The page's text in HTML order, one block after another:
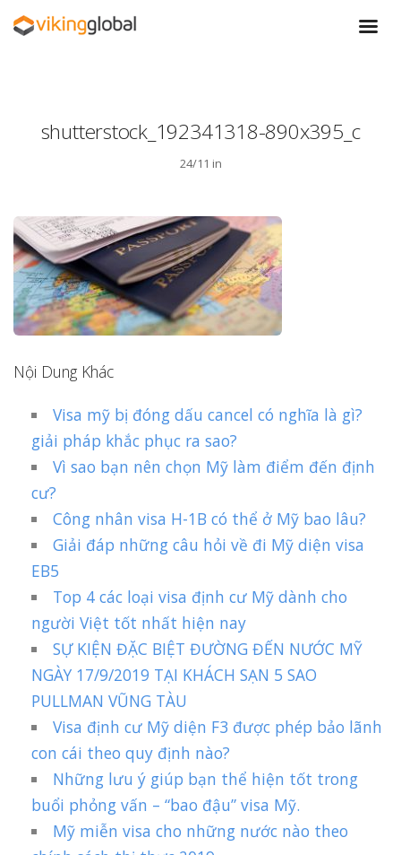
shutterstock_192341318-890x395_c
24/11 in
Nội Dung Khác
Visa mỹ bị đóng dấu cancel có nghĩa là gì?
giải pháp khắc phục ra sao?
Vì sao bạn nên chọn Mỹ làm điểm đến định
cư?
Công nhân visa H-1B có thể ở Mỹ bao lâu?
Giải đáp những câu hỏi về đi Mỹ diện visa
EB5
Top 4 các loại visa định cư Mỹ dành cho
người Việt tốt nhất hiện nay
SỰ KIỆN ĐẶC BIỆT ĐƯỜNG ĐẾN NƯỚC MỸ
NGÀY 17/9/2019 TẠI KHÁCH SẠN 5 SAO
PULLMAN VŨNG TÀU
Visa định cư Mỹ diện F3 được phép bảo lãnh
con cái theo quy định nào?
Những lưu ý giúp bạn thể hiện tốt trong
buổi phỏng vấn – “bao đậu” visa Mỹ.
Mỹ miễn visa cho những nước nào theo